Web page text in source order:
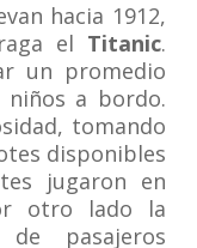
hacia 1912,
el Titanic.
un promedio
a bordo.
tomando
disponibles
jugaron en
otro lado la
pasajeros